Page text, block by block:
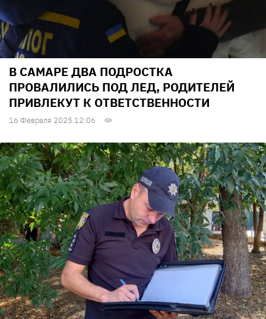
В САМАРЕ ДВА ПОДРОСТКА
ПРОВАЛИЛИСЬ ПОД ЛЕД, РОДИТЕЛЕЙ
ПРИВЛЕКУТ К ОТВЕТСТВЕННОСТИ
16 Февраля 2025 12:06